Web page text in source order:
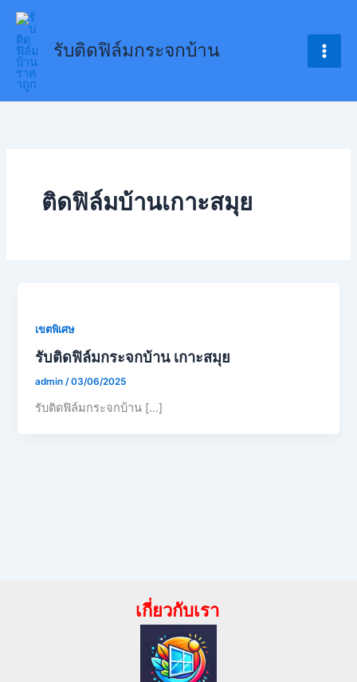
Skip
content
รับติดฟิล์มกระจกบ้าน
ติดฟิล์มบ้านเกาะสมุย
เขตพิเศษ
รับติดฟิล์มกระจกบ้าน เกาะสมุย
admin /03/06/2025
รับติดฟิล์มกระจกบ้าน […]
เกี่ยวกับเรา